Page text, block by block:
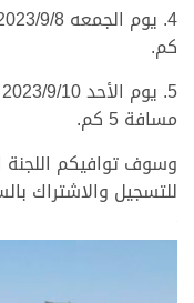
كم.
مسافة 5 كم.
وسوف توافيكم اللجنة
للتسجيل والاشتراك